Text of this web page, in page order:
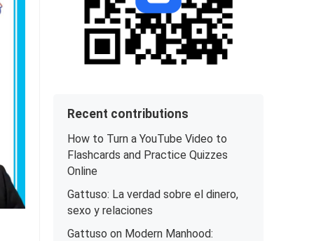
Recent contributions
How to Turn a YouTube Video to
Flashcards and Practice Quizzes
Online
Gattuso: La verdad sobre el dinero,
sexo y relaciones
Gattuso on Modern Manhood: